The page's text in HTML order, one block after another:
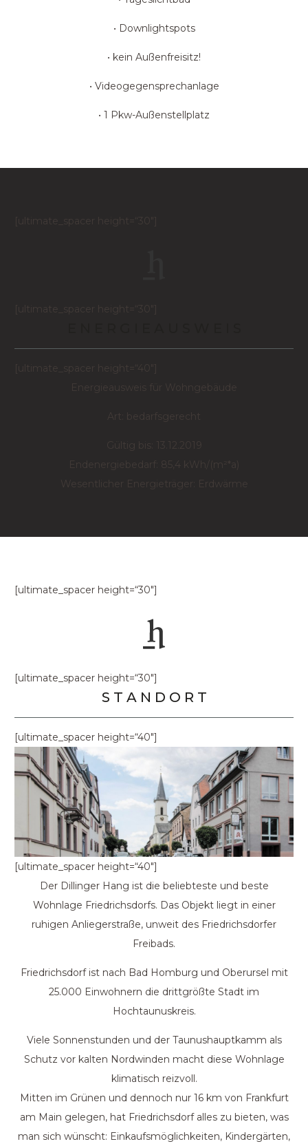
• Downlightspots
• kein Außenfreisitz!
• Videogegensprechanlage
• 1 Pkw-Außenstellplatz
[ultimate_spacer height=“30″]
[ultimate_spacer height=“30″]
[ultimate_spacer height=“40″]
Energieausweis für Wohngebäude
Art: bedarfsgerecht
Gültig bis: 13.12.2019
Endenergiebedarf: 85,4 kWh/(m²*a)
Wesentlicher Energieträger: Erdwärme
[ultimate_spacer height=“30″]
[ultimate_spacer height=“30″]
S T A N D O R T
[ultimate_spacer height=“40″]
[ultimate_spacer height=“40″]
Der Dillinger Hang ist die beliebteste und beste
Wohnlage Friedrichsdorfs. Das Objekt liegt in einer
ruhigen Anliegerstraße, unweit des Friedrichsdorfer
Freibads.
Friedrichsdorf ist nach Bad Homburg und Oberursel mit
25.000 Einwohnern die drittgrößte Stadt im
Hochtaunuskreis.
Viele Sonnenstunden und der Taunushauptkamm als
Schutz vor kalten Nordwinden macht diese Wohnlage
klimatisch reizvoll.
Mitten im Grünen und dennoch nur 16 km von Frankfurt
am Main gelegen, hat Friedrichsdorf alles zu bieten, was
man sich wünscht: Einkaufsmöglichkeiten, Kindergärten,